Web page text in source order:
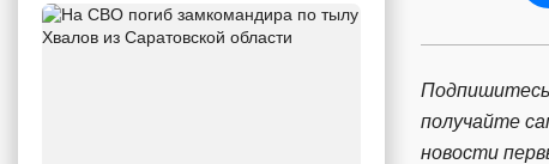
получайте
новости